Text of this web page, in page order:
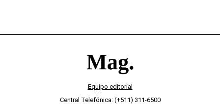
Equipo editorial
Central Telefónica: (+511) 311-6500